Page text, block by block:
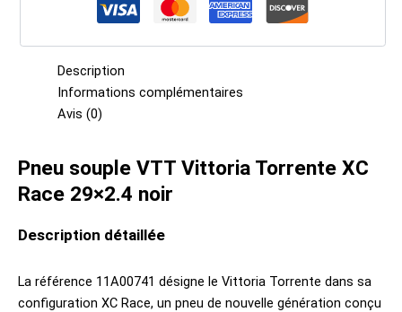
Description
Informations complémentaires
Avis (0)
Pneu souple VTT Vittoria Torrente XC
Race 29×2.4 noir
Description détaillée
La référence 11A00741 désigne le Vittoria Torrente dans sa
configuration XC Race, un pneu de nouvelle génération conçu